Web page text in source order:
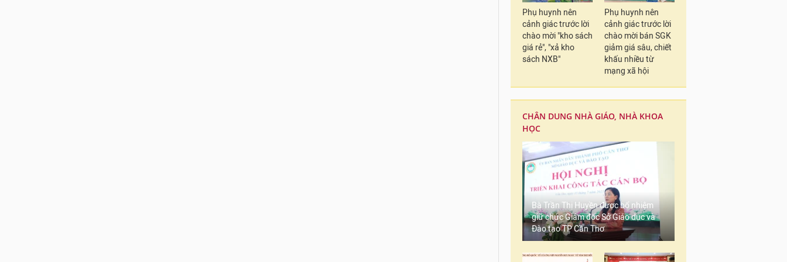
Phụ huynh nên
cảnh giác trước lời
chào mời "kho sách
giá rẻ", "xả kho
sách NXB"
Phụ huynh nên
cảnh giác trước lời
chào mời bán SGK
giảm giá sâu, chiết
khấu nhiều từ
mạng xã hội
CHÂN DUNG NHÀ GIÁO, NHÀ KHOA
HỌC
Bà Trần Thị Huyền được bổ nhiệm
giữ chức Giám đốc Sở Giáo dục và
Đào tạo TP Cần Thơ